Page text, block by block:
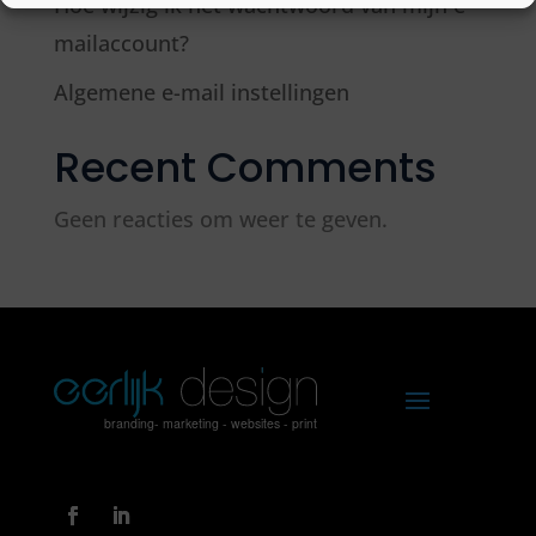
mailaccount?
Algemene e-mail instellingen
Recent Comments
Geen reacties om weer te geven.